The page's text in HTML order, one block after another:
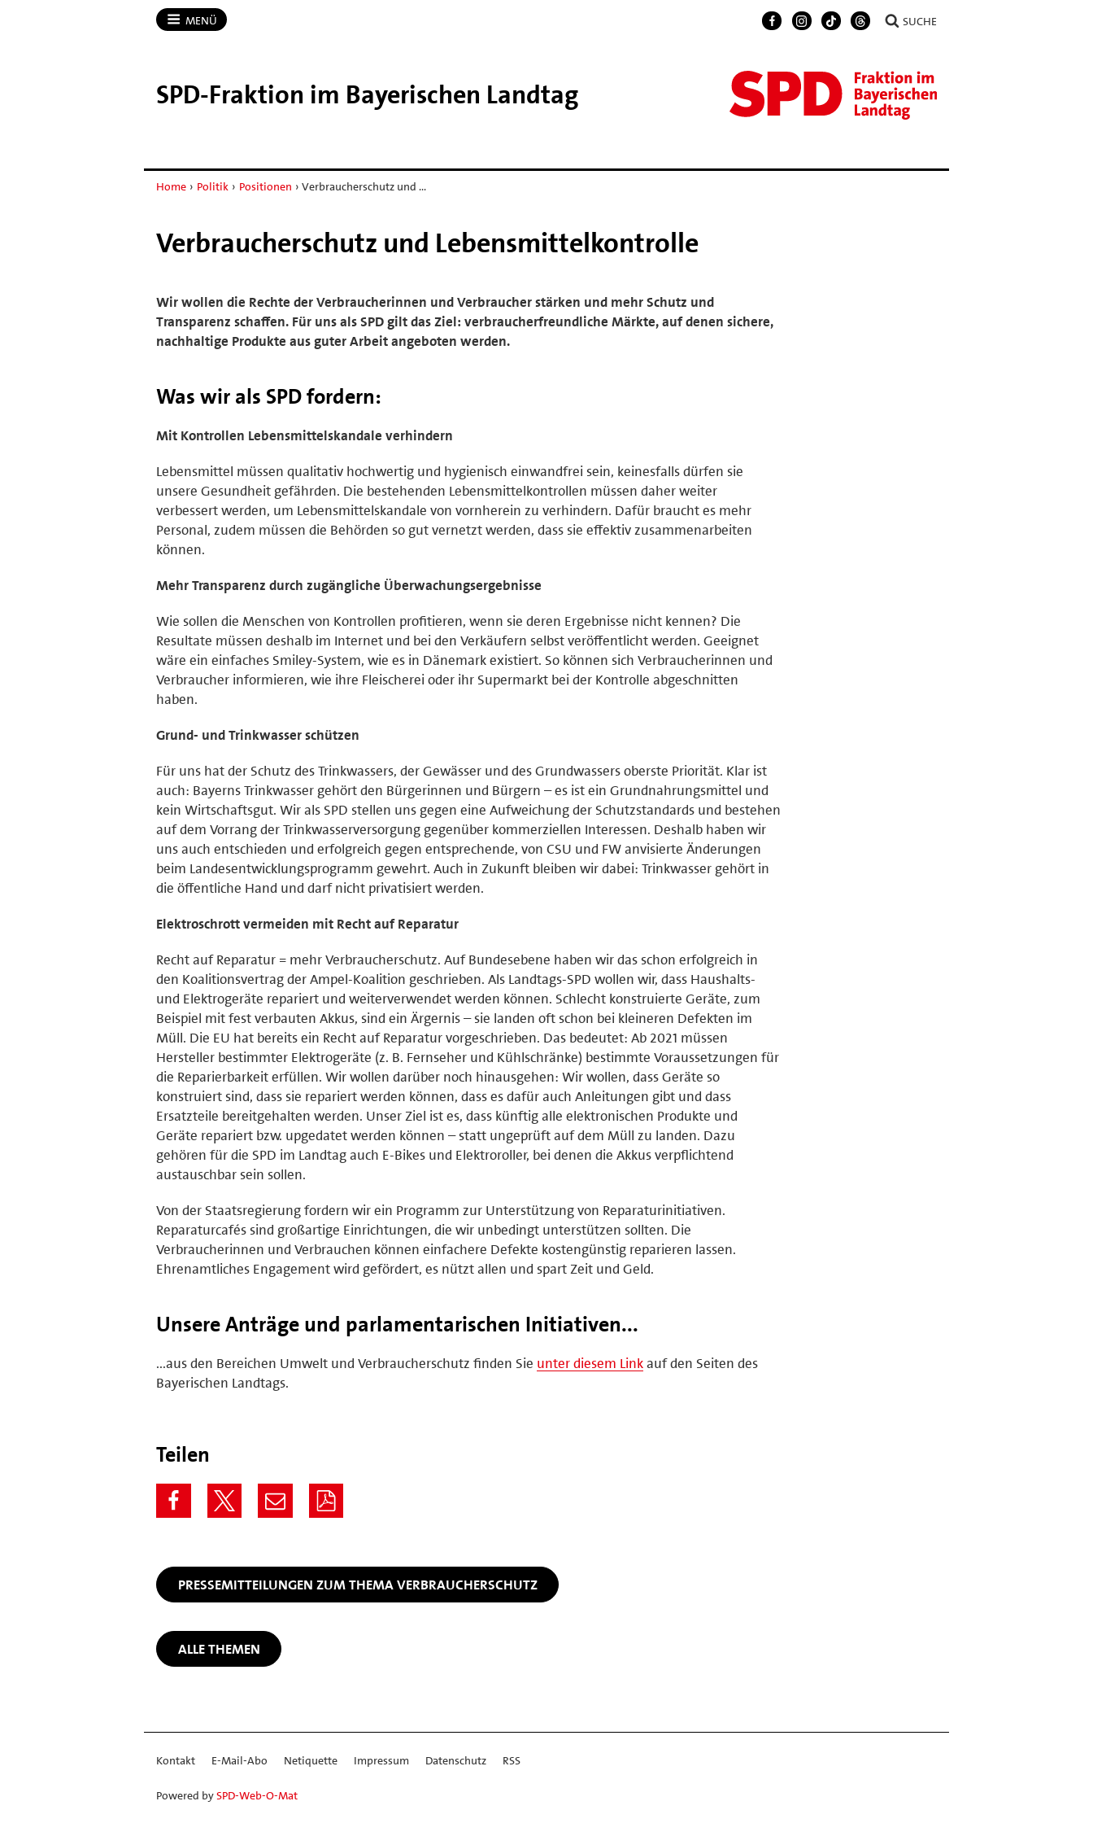
MENÜ SUCHE
SPD-​Fraktion im Bayerischen Landtag
Home › Politik › Positionen › Verbraucherschutz und …
Verbraucherschutz und Lebensmittelkontrolle
Wir wollen die Rechte der Verbraucherinnen und Verbraucher stärken und mehr Schutz und
Transparenz schaffen. Für uns als SPD gilt das Ziel: verbraucherfreundliche Märkte, auf denen sichere,
nachhaltige Produkte aus guter Arbeit angeboten werden.
Was wir als SPD fordern:
Mit Kontrollen Lebensmittelskandale verhindern
Lebensmittel müssen qualitativ hochwertig und hygienisch einwandfrei sein, keinesfalls dürfen sie
unsere Gesundheit gefährden. Die bestehenden Lebensmittelkontrollen müssen daher weiter
verbessert werden, um Lebensmittelskandale von vornherein zu verhindern. Dafür braucht es mehr
Personal, zudem müssen die Behörden so gut vernetzt werden, dass sie effektiv zusammenarbeiten
können.
Mehr Transparenz durch zugängliche Überwachungsergebnisse
Wie sollen die Menschen von Kontrollen profitieren, wenn sie deren Ergebnisse nicht kennen? Die
Resultate müssen deshalb im Internet und bei den Verkäufern selbst veröffentlicht werden. Geeignet
wäre ein einfaches Smiley-System, wie es in Dänemark existiert. So können sich Verbraucherinnen und
Verbraucher informieren, wie ihre Fleischerei oder ihr Supermarkt bei der Kontrolle abgeschnitten
haben.
Grund- und Trinkwasser schützen
Für uns hat der Schutz des Trinkwassers, der Gewässer und des Grundwassers oberste Priorität. Klar ist
auch: Bayerns Trinkwasser gehört den Bürgerinnen und Bürgern – es ist ein Grundnahrungsmittel und
kein Wirtschaftsgut. Wir als SPD stellen uns gegen eine Aufweichung der Schutzstandards und bestehen
auf dem Vorrang der Trinkwasserversorgung gegenüber kommerziellen Interessen. Deshalb haben wir
uns auch entschieden und erfolgreich gegen entsprechende, von CSU und FW anvisierte Änderungen
beim Landesentwicklungsprogramm gewehrt. Auch in Zukunft bleiben wir dabei: Trinkwasser gehört in
die öffentliche Hand und darf nicht privatisiert werden.
Elektroschrott vermeiden mit Recht auf Reparatur
Recht auf Reparatur = mehr Verbraucherschutz. Auf Bundesebene haben wir das schon erfolgreich in
den Koalitionsvertrag der Ampel-Koalition geschrieben. Als Landtags-SPD wollen wir, dass Haushalts-
und Elektrogeräte repariert und weiterverwendet werden können. Schlecht konstruierte Geräte, zum
Beispiel mit fest verbauten Akkus, sind ein Ärgernis – sie landen oft schon bei kleineren Defekten im
Müll. Die EU hat bereits ein Recht auf Reparatur vorgeschrieben. Das bedeutet: Ab 2021 müssen
Hersteller bestimmter Elektrogeräte (z. B. Fernseher und Kühlschränke) bestimmte Voraussetzungen für
die Reparierbarkeit erfüllen. Wir wollen darüber noch hinausgehen: Wir wollen, dass Geräte so
konstruiert sind, dass sie repariert werden können, dass es dafür auch Anleitungen gibt und dass
Ersatzteile bereitgehalten werden. Unser Ziel ist es, dass künftig alle elektronischen Produkte und
Geräte repariert bzw. upgedatet werden können – statt ungeprüft auf dem Müll zu landen. Dazu
gehören für die SPD im Landtag auch E-Bikes und Elektroroller, bei denen die Akkus verpflichtend
austauschbar sein sollen.
Von der Staatsregierung fordern wir ein Programm zur Unterstützung von Reparaturinitiativen.
Reparaturcafés sind großartige Einrichtungen, die wir unbedingt unterstützen sollten. Die
Verbraucherinnen und Verbrauchen können einfachere Defekte kostengünstig reparieren lassen.
Ehrenamtliches Engagement wird gefördert, es nützt allen und spart Zeit und Geld.
Unsere Anträge und parlamentarischen Initiativen...
...aus den Bereichen Umwelt und Verbraucherschutz finden Sie unter diesem Linkauf den Seiten des
Bayerischen Landtags.
Teilen
PRESSEMITTEILUNGEN ZUM THEMA VERBRAUCHERSCHUTZ
ALLE THEMEN
Kontakt E-Mail-Abo Netiquette Impressum Datenschutz RSS
Powered bySPD-Web-O-Mat